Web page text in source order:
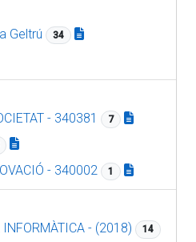
Geltrú
34
- 340381
7
- 340002 1
INFORMÀTICA - (2018)
14